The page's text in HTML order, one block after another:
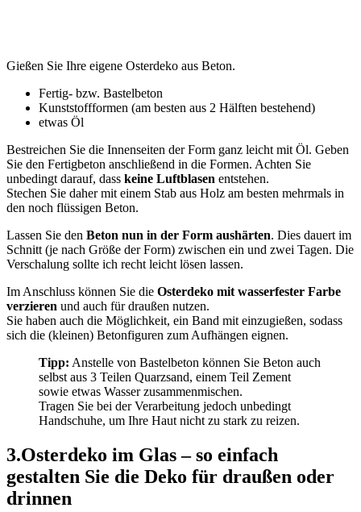
Gießen Sie Ihre eigene Osterdeko aus Beton.
Fertig- bzw. Bastelbeton
Kunststoffformen (am besten aus 2 Hälften bestehend)
etwas Öl
Bestreichen Sie die Innenseiten der Form ganz leicht mit Öl. Geben
Sie den Fertigbeton anschließend in die Formen. Achten Sie
unbedingt darauf, dass keine Luftblasen entstehen.
Stechen Sie daher mit einem Stab aus Holz am besten mehrmals in
den noch flüssigen Beton.
Lassen Sie den Beton nun in der Form aushärten. Dies dauert im
Schnitt (je nach Größe der Form) zwischen ein und zwei Tagen. Die
Verschalung sollte ich recht leicht lösen lassen.
Im Anschluss können Sie die Osterdeko mit wasserfester Farbe
verzieren und auch für draußen nutzen.
Sie haben auch die Möglichkeit, ein Band mit einzugießen, sodass
sich die (kleinen) Betonfiguren zum Aufhängen eignen.
Tipp: Anstelle von Bastelbeton können Sie Beton auch
selbst aus 3 Teilen Quarzsand, einem Teil Zement
sowie etwas Wasser zusammenmischen.
Tragen Sie bei der Verarbeitung jedoch unbedingt
Handschuhe, um Ihre Haut nicht zu stark zu reizen.
3.Osterdeko im Glas – so einfach
gestalten Sie die Deko für draußen oder
drinnen